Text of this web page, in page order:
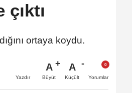
ortaya koydu.
Yazdır
A
Büyüt
A
Küçült Yorumlar